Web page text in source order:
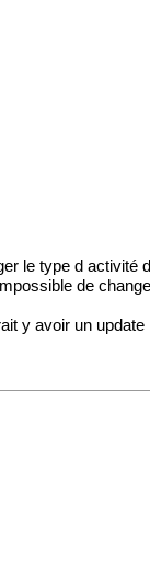
le type d activité
de
y avoir un